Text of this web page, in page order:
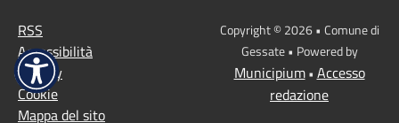
RSS
Accessibilità
Privacy
Cookie
Mappa del sito
Copyright © 2026 • Comune di
Gessate • Powered by
Municipium• Accesso
redazione